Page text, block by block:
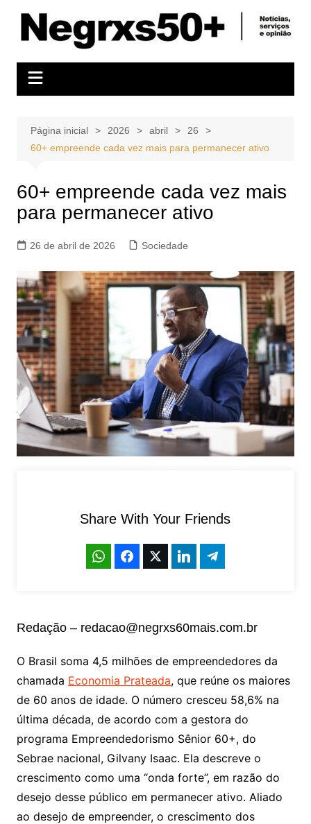
conteúdo
Página inicial 2026 abril
26
60+ empreende cada vez mais para permanecer ativo
60+ empreende cada vez mais
para permanecer ativo
26 de abril de 2026 Sociedade
Share With Your Friends
Redação – redacao@negrxs60mais.com.br
O Brasil soma 4,5 milhões de empreendedores da
chamada Economia Prateada, que reúne os maiores
de 60 anos de idade. O número cresceu 58,6% na
última década, de acordo com a gestora do
programa Empreendedorismo Sênior 60+, do
Sebrae nacional, Gilvany Isaac. Ela descreve o
crescimento como uma “onda forte”, em razão do
desejo desse público em permanecer ativo. Aliado
ao desejo de empreender, o crescimento dos